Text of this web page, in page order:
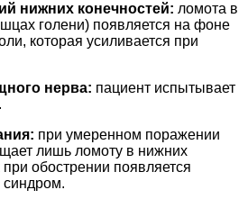
нижних конечностей: ломота в
голени) появляется на фоне
которая усиливается при
нерва: пациент испытывает
при умеренном поражении
лишь ломоту в нижних
при обострении появляется